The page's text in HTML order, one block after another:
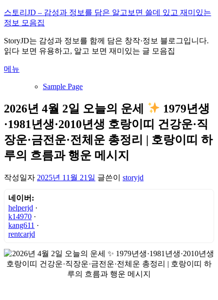
내
용
로
바
가
스토리JD – 감성과 정보를 담은 알고보면 쓸데 있고 재미있는
정보 모음집
StoryJD는 감성과 정보를 함께 담은 창작·정보 블로그입니다.
읽다 보면 유용하고, 알고 보면 재미있는 글 모음집
메뉴
Sample Page
2026년 4월 2일 오늘의 운세
1979년생
·1981년생·2010년생 호랑이띠 건강운·직
장운·금전운·전체운 총정리 | 호랑이띠 하
루의 흐름과 행운 메시지
작성일자 2025년 11월 21일 글쓴이 storyjd
네이버:
helperjd ·
k14970 ·
kang611 ·
rentcarjd